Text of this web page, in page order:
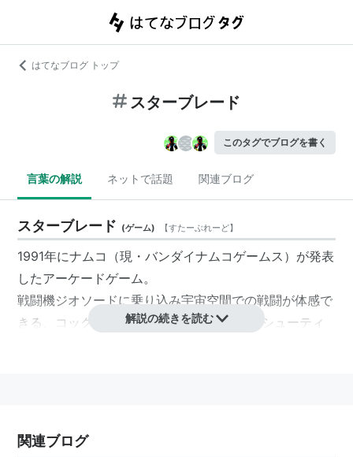
はてなブログ トップ
スターブレード
このタグでブログを書く
言葉の解説 ネットで話題 関連ブログ
スターブレード (ゲーム) 【すたーぶれーど】
1991年にナムコ（現・バンダイナムコゲームス）が発表
したアーケードゲーム。
戦闘機ジオソードに乗り込み宇宙空間での戦闘が体感で
きる、コックピット視点のフルポリゴン3Dシューティ
移植
解説の続きを読む
関連ブログ